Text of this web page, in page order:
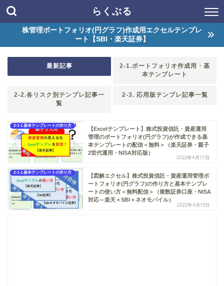
らくぶる
株管理ポートフォリオ(円グラフ)作成用エクセルテンプレ
ート【SBI・楽天証券】
【70代の老後資金】は見えてますか？2024年新NISA移行後も
エクセル・スプレッドシートで老後資金の可視化（株式投資・
落・円高での下落幅の可視化）ができるポートフォリオ作成と
テンプレートの使い方（SBI・楽天証券）
最新記事
2-1.ポートフォリオ作成用・基
本テンプレート
2-2.各リスク別テンプレ記事一
覧
2-3. 応用版テンプレ記事一覧
2-1-1.基本テンプレートの作り方
【Excelテンプレート】株式投資信託・資産運用
管理のポートフォリオ(円グラフ)が作成できる基
本テンプレートの配信＜無料＞（楽天証券・親子
2世代運用・NISA対応版）
2022年4月17日
2-1-1.基本テンプレートの作り方
【図解エクセル】株式投資信託・資産運用管理ポ
ートフォリオ(円グラフ)の作り方と基本テンプレ
ートの使い方＜無料配信＞（複数証券口座・NISA
対応～楽天＋SBI＋ネオモバイル）
2022年4月13日